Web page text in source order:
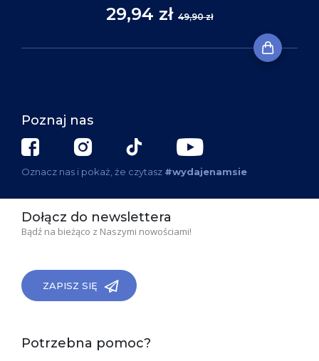
29,94 zł 49,90 zł
Poznaj nas
Oznacz nas i pokaż, że czytasz #wydajenamsie
Dołącz do newslettera
Bądź na bieżąco z Naszymi nowościami!
ZAPISZ SIĘ
Potrzebna pomoc?